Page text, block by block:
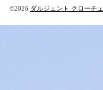
©2026 ダルジェント クローチェ